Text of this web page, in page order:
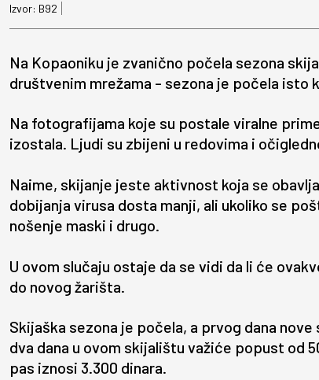
Izvor: B92
Na Kopaoniku je zvanično počela sezona
društvenim mrežama - sezona je počela isto
Na fotografijama koje su postale viralne
izostala. Ljudi su zbijeni u redovima i
Naime, skijanje jeste aktivnost koja se
dobijanja virusa dosta manji, ali ukoliko se
nošenje maski i drugo.
U ovom slučaju ostaje da se vidi da li će
do novog žarišta.
Skijaška sezona je počela, a prvog dana
dva dana u ovom skijalištu važiće popust od
pas iznosi 3.300 dinara.